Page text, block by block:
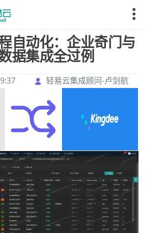
自动化：企业奇门与
据集成全过例
轻易云集成顾问-卢剑航